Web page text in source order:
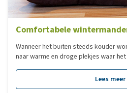
Comfortabele
Wanneer het buiten steeds kouder
naar warme en droge plekjes waar
behoefte aan een warm en
hond in deze tijd van het jaar met een
Lees meer